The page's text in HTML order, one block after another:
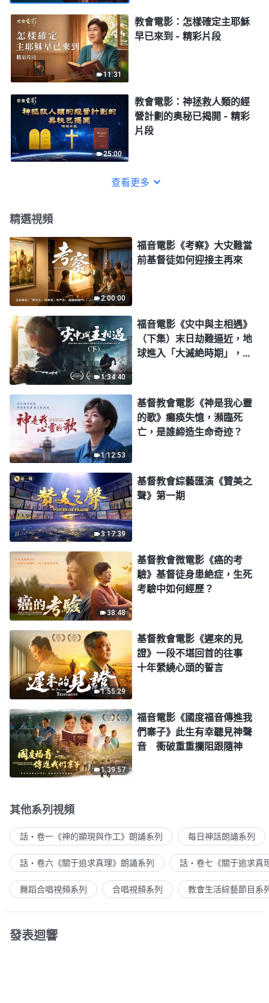
11:31
教會電影：怎樣確定主耶穌
早已來到 - 精彩片段
25:00
教會電影：神拯救人類的經
營計劃的奥秘已揭開 - 精彩
片段
查看更多
精選視頻
2:00:00
福音電影《考察》大灾難當
前基督徒如何迎接主再來
1:34:40
福音電影《灾中與主相遇》
（下集）末日劫難逼近，地
球進入「大滅絶時期」，人
1:12:53
基督教會電影《神是我心靈
的歌》癱痪失憶，瀕臨死
亡，是誰締造生命奇迹？
3:17:39
基督教會綜藝匯演《贊美之
聲》第一期
38:48
基督教會微電影《癌的考
驗》基督徒身患絶症，生死
考驗中如何經歷？
1:55:29
基督教會電影《遲來的見
證》一段不堪回首的往事
十年縈繞心頭的誓言
1:39:57
福音電影《國度福音傳進我
們寨子》此生有幸聽見神聲
音 衝破重重攔阻跟隨神
其他系列視頻
話・卷一《神的顯現與作工》朗誦系列 每日神話朗誦系列
話・卷六《關于追求真理》朗誦系列 話・卷七《關于追求真
舞蹈合唱視頻系列 合唱視頻系列 教會生活綜藝節目系
發表迴響